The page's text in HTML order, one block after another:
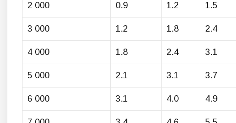
2 000 0.9 1.2 1.5
3 000 1.2 1.8 2.4
4 000 1.8 2.4 3.1
5 000 2.1 3.1 3.7
6 000 3.1 4.0 4.9